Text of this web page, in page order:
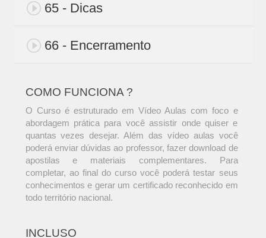
65 - Dicas
66 - Encerramento
COMO FUNCIONA ?
O Curso é estruturado em Vídeo Aulas com foco e
abordagem prática para você assistir onde quiser e
quantas vezes desejar. Além das vídeo aulas você
poderá enviar dúvidas ao professor, fazer download de
apostilas e materiais complementares. Para
completar, ao final do curso você poderá testar seus
conhecimentos e gerar um certificado reconhecido em
todo território nacional.
INCLUSO